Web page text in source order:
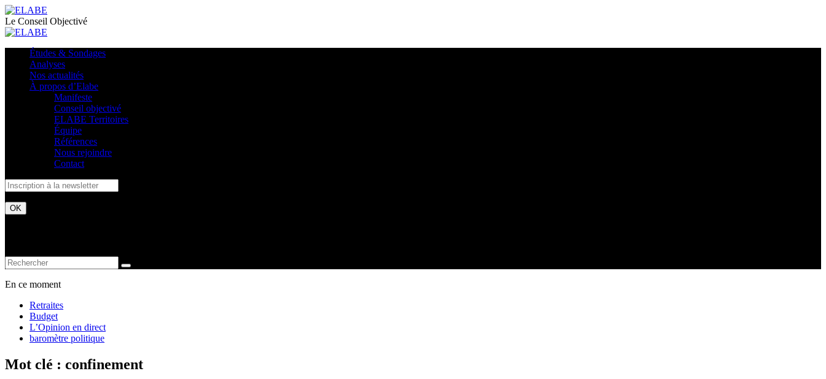
Le Conseil Objectivé
Études & Sondages
Analyses
Nos actualités
À propos d’Elabe
Manifeste
Conseil objectivé
ELABE Territoires
Équipe
Références
Nous rejoindre
Contact
En ce moment
Retraites
Budget
L’Opinion en direct
baromètre politique
Mot clé : confinement